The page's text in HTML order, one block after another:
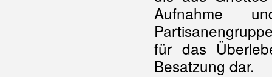
Aufnahme
für das
Besatzung dar.